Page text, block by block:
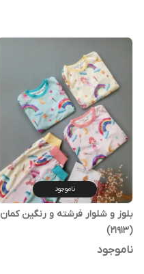
ناموجود
بلوز و شلوار فرشته و رنگین کمان
(21913)
ناموجود